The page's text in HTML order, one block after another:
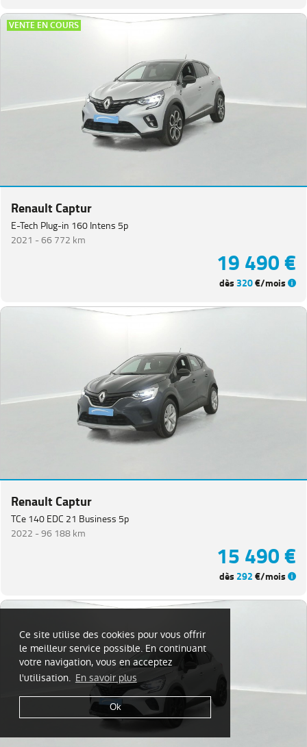
Ce site utilise des cookies pour vous offrir
le meilleur service possible. En continuant
votre navigation, vous en acceptez
l'utilisation. En savoir plus
Ok
VENTE EN COURS
Renault Captur
E-Tech Plug-in 160 Intens 5p
2021 -66 772 km
19 490 €
dès320€/mois
Renault Captur
TCe 140 EDC 21 Business 5p
2022 -96 188 km
15 490 €
dès 292€/mois